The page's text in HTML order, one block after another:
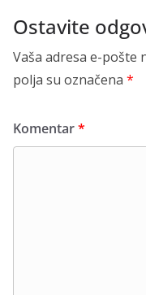
Ostavite
Vaša adresa e-pošte
polja su označena *
Komentar*